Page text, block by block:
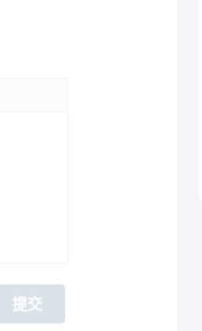
提交